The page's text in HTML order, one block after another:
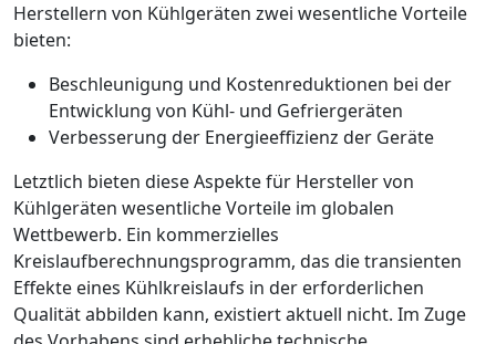
Herstellern von Kühlgeräten zwei wesentliche Vorteile
bieten:
Beschleunigung und Kostenreduktionen bei der
Entwicklung von Kühl- und Gefriergeräten
Verbesserung der Energieeffizienz der Geräte
Letztlich bieten diese Aspekte für Hersteller von
Kühlgeräten wesentliche Vorteile im globalen
Wettbewerb. Ein kommerzielles
Kreislaufberechnungsprogramm, das die transienten
Effekte eines Kühlkreislaufs in der erforderlichen
Qualität abbilden kann, existiert aktuell nicht. Im Zuge